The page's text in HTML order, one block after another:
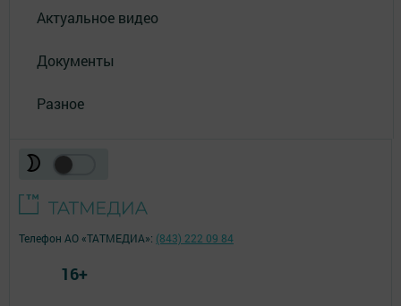
Актуальное видео
Документы
Разное
Телефон АО «ТАТМЕДИА»: (843) 222 09 84
16+